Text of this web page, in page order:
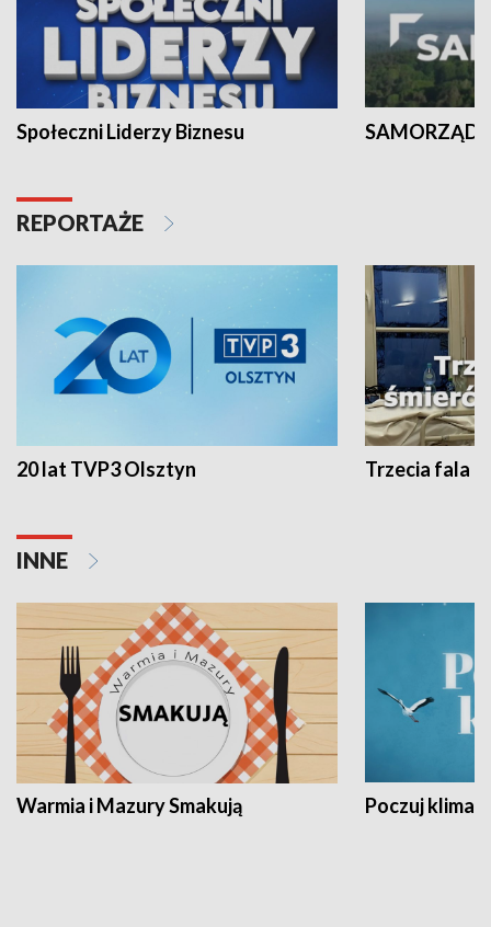
Społeczni Liderzy Biznesu SAMORZĄD
REPORTAŻE
20 lat TVP3 Olsztyn Trzecia fala -
INNE
Warmia i Mazury Smakują Poczuj klimat